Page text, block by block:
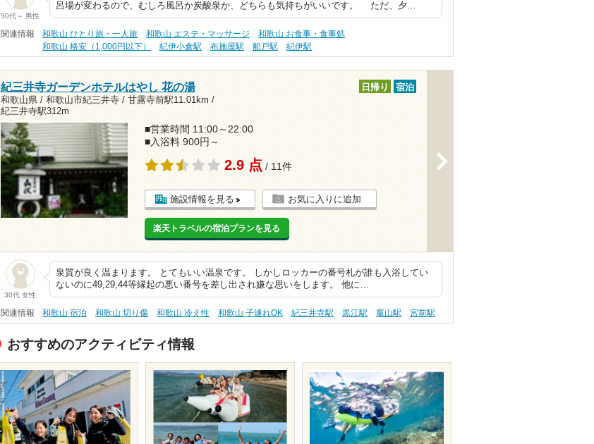
50代～ 男性
呂場が変わるので、むしろ風呂か炭酸泉か、どちらも気持ちがいいです。 ただ、夕…
関連情報 和歌山 ひとり旅・一人旅 和歌山 エステ・マッサージ
和歌山 お食事・食事処
和歌山 格安（1,000円以下）
紀伊小倉駅 布施屋駅 船戸駅 紀伊駅
紀三井寺ガーデンホテルはやし 花の湯
和歌山県 / 和歌山市紀三井寺 / 甘露寺前駅11.01km /
紀三井寺駅312m
日帰り 宿泊
■営業時間 11:00～22:00
■入浴料 900円～
2.9 点 / 11件
施設情報を見る お気に入りに追加
楽天トラベルの宿泊プランを見る
30代 女性
泉質が良く温まります。 とてもいい温泉です。 しかしロッカーの番号札が誰も入浴してい
ないのに49,29,44等縁起の悪い番号を差し出され嫌な思いをします。 他に…
関連情報 和歌山 宿泊 和歌山 切り傷 和歌山 冷え性 和歌山 子連れOK 紀三井寺駅 黒江駅 竈山駅 宮前駅
おすすめのアクティビティ情報